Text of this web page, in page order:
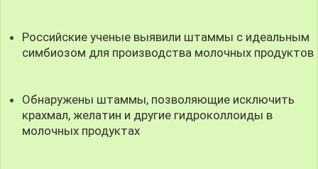
Российские ученые выявили штаммы с идеальным
симбиозом для производства молочных продуктов
Обнаружены штаммы, позволяющие исключить
крахмал, желатин и другие гидроколлоиды в
молочных продуктах